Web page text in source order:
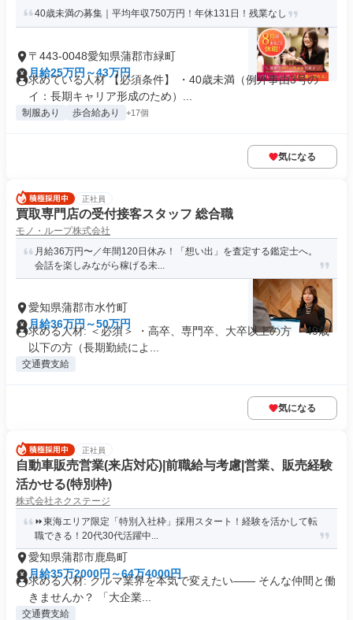
40歳未満の募集｜平均年収750万円！年休131日！残業なし
〒443-0048愛知県蒲郡市緑町
月給25万円～43万円
求めている人材 【必須条件】 ・40歳未満（例外事由3号の
イ：長期キャリア形成のため）...
制服あり 歩合給あり +17個
気になる
正社員
買取専門店の受付接客スタッフ 総合職
モノ・ループ株式会社
月給36万円〜／年間120日休み！「想い出」を査定する鑑定士へ。
会話を楽しみながら稼げる未...
愛知県蒲郡市水竹町
月給36万円～50万円
求める人材: ＜必須＞ ・高卒、専門卒、大卒以上の方 ・49歳
以下の方（長期勤続によ...
交通費支給
気になる
正社員
自動車販売営業(来店対応)|前職給与考慮|営業、販売経験
活かせる(特別枠)
株式会社ネクステージ
⏩️東海エリア限定「特別入社枠」採用スタート！経験を活かして転
職できる！20代30代活躍中...
愛知県蒲郡市鹿島町
月給35万2000円～64万4000円
求める人材: クルマ業界を本気で変えたい―― そんな仲間と働
きませんか？ 「大企業...
交通費支給